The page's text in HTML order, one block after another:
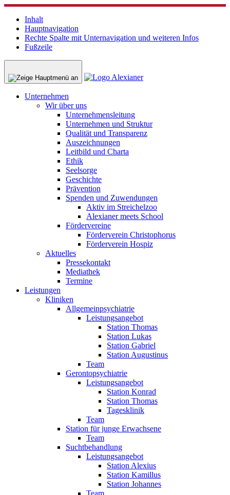
Inhalt
Hauptnavigation
Rechte Spalte mit Unternavigation und weiteren Infos
Fußzeile
Unternehmen
Wir über uns
Unternehmensleitung
Unternehmen und Struktur
Qualität und Transparenz
Auszeichnungen
Leitbild und Charta
Ethik
Seelsorge
Geschichte
Prävention
Spenden und Zuwendungen
Aktiv im Streichelzoo
Alexianer meets School
Fördervereine
Förderverein Christophorus
Förderverein Hospiz
Aktuelles
Pressekontakt
Mediathek
Termine
Leistungen
Kliniken
Allgemeinpsychiatrie
Leistungsangebot
Station Thomas
Station Lukas
Station Gabriel
Station Augustinus
Team
Gerontopsychiatrie
Leistungsangebot
Station Konrad
Station Thomas
Tagesklinik
Team
Station für junge Erwachsene
Team
Suchtbehandlung
Leistungsangebot
Station Alexius
Station Kamillus
Station Johannes
Team